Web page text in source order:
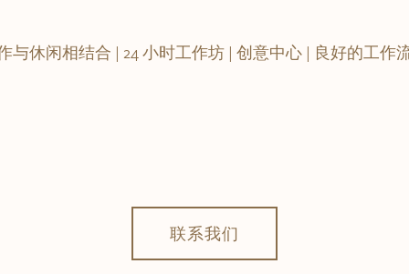
与休闲相结合 | 24 小时工作坊 | 创意中心 | 良好的工作
联系我们